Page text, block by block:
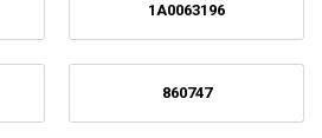
1A0063196
860747